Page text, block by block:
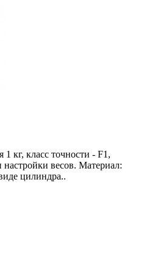
кг, класс точности - F1,
весов. Материал:
цилиндра..